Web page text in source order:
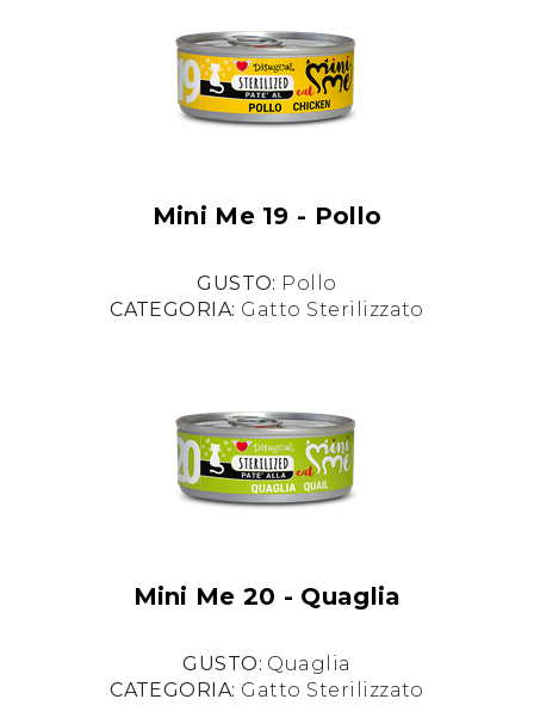
Mini Me 19 - Pollo
GUSTO: Pollo
CATEGORIA: Gatto Sterilizzato
Mini Me 20 - Quaglia
GUSTO: Quaglia
CATEGORIA: Gatto Sterilizzato